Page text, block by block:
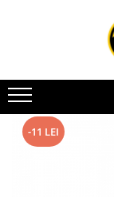
Toate Produsele
Vehicule electrice
Atv
Cu permis
-11 LEI